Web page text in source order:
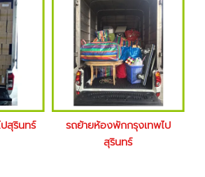
สุรินทร์
รถย้ายห้องพักกรุงเทพไป
สุรินทร์